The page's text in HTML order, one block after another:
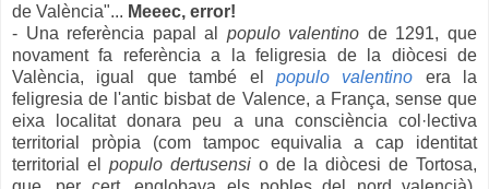
de València"... Meeec, error!
- Una referència papal al populo valentino de 1291, que
novament fa referència a la feligresia de la diòcesi de
València, igual que també el populo valentino era la
feligresia de l'antic bisbat de Valence, a França, sense que
eixa localitat donara peu a una consciència col·lectiva
territorial pròpia (com tampoc equivalia a cap identitat
territorial el populo dertusensi o de la diòcesi de Tortosa,